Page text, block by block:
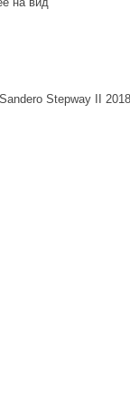
Stepway II